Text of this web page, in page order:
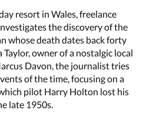
resort in Wales, freelance
the discovery of the
whose death dates back forty
owner of a nostalgic local
Davon, the journalist tries
of the time, focusing on a
pilot Harry Holton lost his
late 1950s.